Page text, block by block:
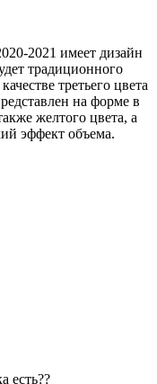
2021 имеет дизайн
традиционного
третьего цвета
на форме в
желтого цвета, а
эффект объема.
есть??